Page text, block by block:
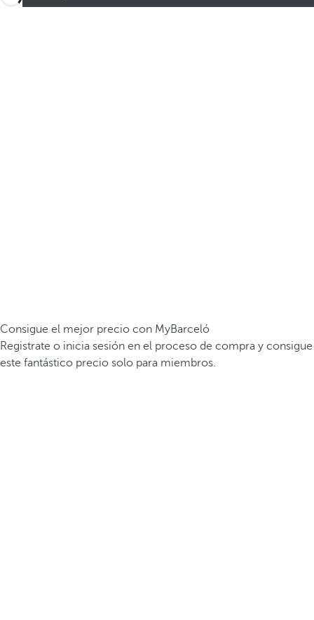
Consigue el mejor precio con MyBarceló
Registrate o inicia sesión en el proceso de compra y consigue
este fantástico precio solo para miembros.